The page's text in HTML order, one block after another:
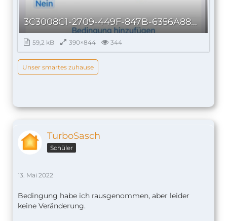
3C3008C1-2709-449F-847B-6356A88BB9FA_autoscaled.jpg
59,2 kB 390×844 344
Unser smartes zuhause
TurboSasch
Schüler
13. Mai 2022
Bedingung habe ich rausgenommen, aber leider
keine Veränderung.